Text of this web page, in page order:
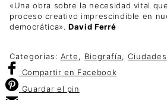
«Una obra sobre la necesidad vital
proceso creativo imprescindible en
democrática».David Ferré
Categorías: Arte, Biografía, Ciudades
Compartir en Facebook
Guardar el pin